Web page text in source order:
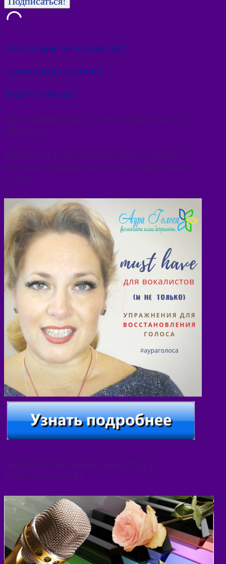
Благодарю за подписку!
Произошла ошибка
Будьте в теме!